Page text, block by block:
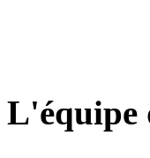
L'équipe